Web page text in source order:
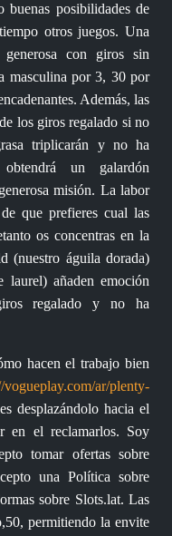
posibilidades de
otros juegos. Una
generosa con giros sin
masculina por 3, 30 por
Además, las
los giros regalado si no
triplicarán y no ha
un galardón
misión. La labor
que prefieres cual las
os concentras en la
(nuestro águila dorada)
laurel) añaden emoción
regalado y no ha
hacen el trabajo bien
vogueplay.com/ar/plenty-
desplazándolo hacia el
en el reclamarlos. Soy
tomar ofertas sobre
una Política sobre
sobre Slots.lat. Las
permitiendo la envite